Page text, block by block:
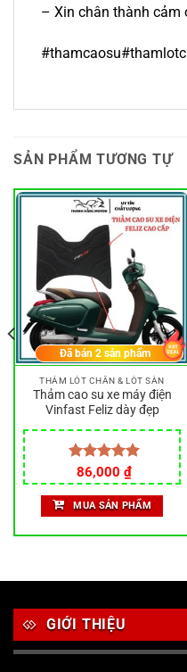
– Xin chân thành cảm
SẢN PHẨM TƯƠNG TỰ
THẢM LÓT CHÂN & LÓT SÀN
Thảm cao su xe máy điện
Vinfast Feliz dày đẹp
Được xếp
hạng5.00
5 sao
86,000 ₫
Đã bán2 sản phẩm
MUA SẢN PHẨM
GIỚI THIỆU